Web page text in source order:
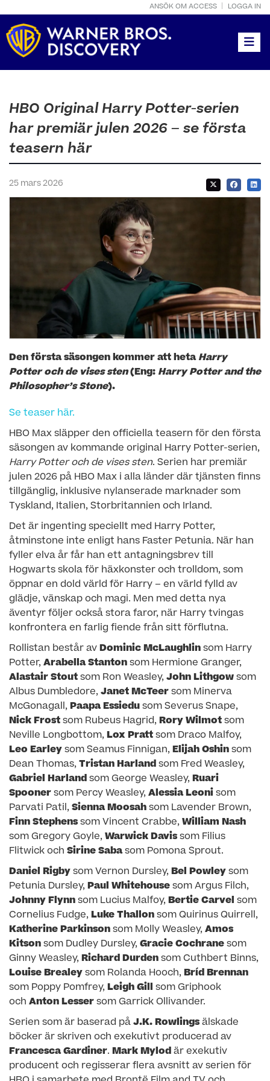
ANSÖK OM ACCESS LOGGA IN
HBO Original Harry Potter-serien
har premiär julen 2026 – se första
teasern här
25 mars 2026
Den första säsongen kommer att heta Harry
Potter och de vises sten(Eng: Harry Potter and the
Philosopher’s Stone).
Se teaser här.
HBO Max släpper den officiella teasern för den första
säsongen av kommande original Harry Potter-serien,
Harry Potter och de vises sten. Serien har premiär
julen 2026 på HBO Max i alla länder där tjänsten finns
tillgänglig, inklusive nylanserade marknader som
Tyskland, Italien, Storbritannien och Irland.
Det är ingenting speciellt med Harry Potter,
åtminstone inte enligt hans Faster Petunia. När han
fyller elva år får han ett antagningsbrev till
Hogwarts skola för häxkonster och trolldom, som
öppnar en dold värld för Harry – en värld fylld av
glädje, vänskap och magi. Men med detta nya
äventyr följer också stora faror, när Harry tvingas
konfrontera en farlig fiende från sitt förflutna.
Rollistan består av Dominic McLaughlin som Harry
Potter, Arabella Stanton som Hermione Granger,
Alastair Stout som Ron Weasley, John Lithgow som
Albus Dumbledore, Janet McTeer som Minerva
McGonagall, Paapa Essiedu som Severus Snape,
Nick Frost som Rubeus Hagrid, Rory Wilmot som
Neville Longbottom, Lox Pratt som Draco Malfoy,
Leo Earley som Seamus Finnigan, Elijah Oshin som
Dean Thomas, Tristan Harland som Fred Weasley,
Gabriel Harland som George Weasley, Ruari
Spooner som Percy Weasley, Alessia Leoni som
Parvati Patil, Sienna Moosah som Lavender Brown,
Finn Stephenssom Vincent Crabbe, William Nash
som Gregory Goyle, Warwick Davissom Filius
Flitwick och Sirine Sabasom Pomona Sprout.
Daniel Rigby som Vernon Dursley, Bel Powley som
Petunia Dursley, Paul Whitehouse som Argus Filch,
Johnny Flynn som Lucius Malfoy, Bertie Carvel som
Cornelius Fudge, Luke Thallon som Quirinus Quirrell,
Katherine Parkinson som Molly Weasley, Amos
Kitson som Dudley Dursley, Gracie Cochrane som
Ginny Weasley, Richard Durden som Cuthbert Binns,
Louise Brealey som Rolanda Hooch, Bríd Brennan
som Poppy Pomfrey, Leigh Gill som Griphook
och Anton Lesser som Garrick Ollivander.
Serien som är baserad på J.K. Rowlings älskade
böcker är skriven och exekutivt producerad av
Francesca Gardiner. Mark Mylod är exekutiv
producent och regisserar flera avsnitt av serien för